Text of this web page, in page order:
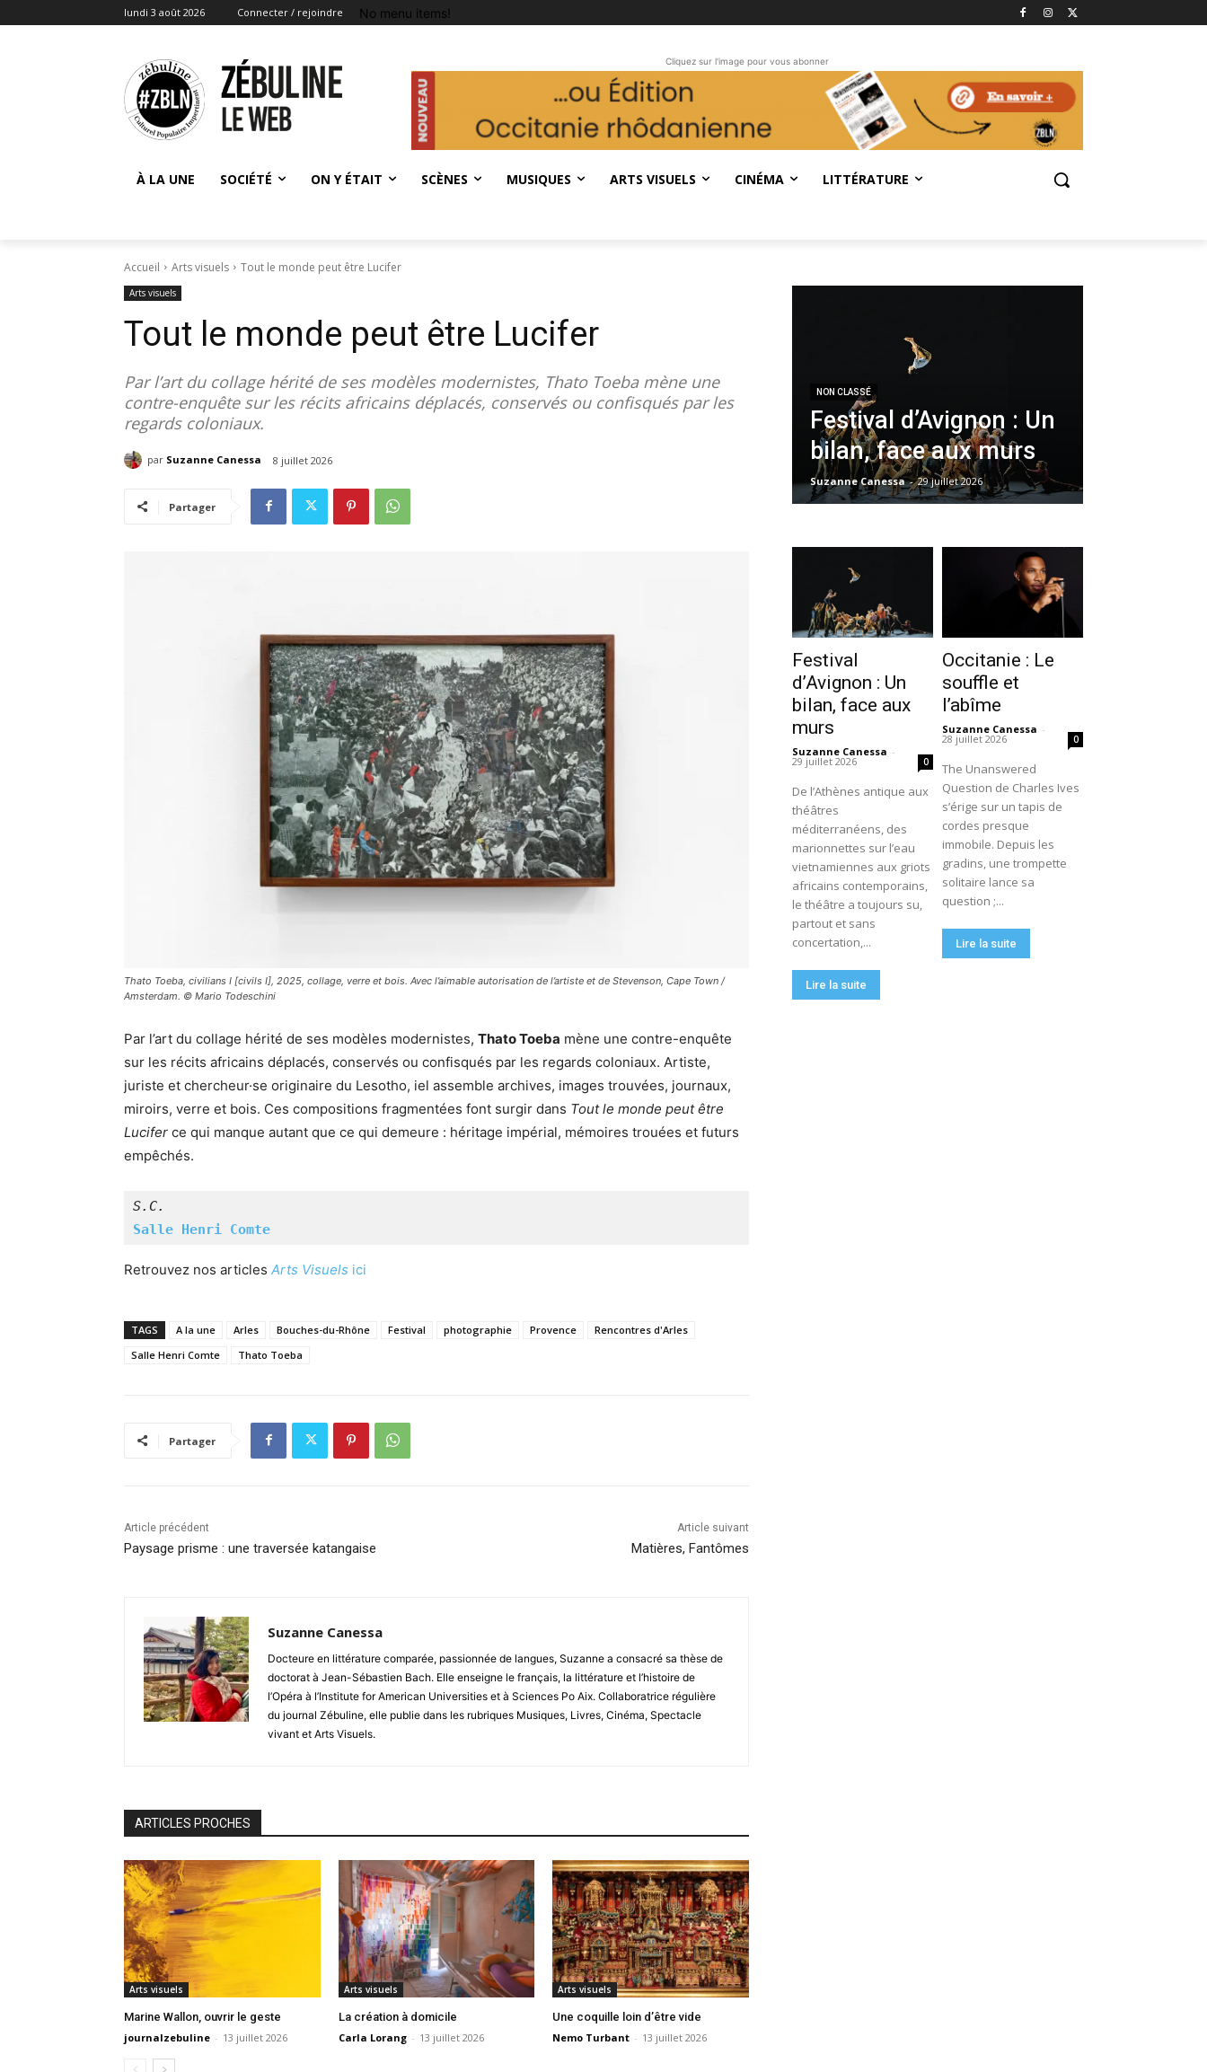
lundi 3 août 2026 Connecter / rejoindre No menu items!
Cliquez sur l'image pour vous abonner
À LA UNE SOCIÉTÉ ON Y ÉTAIT SCÈNES MUSIQUES ARTS VISUELS CINÉMA LITTÉRATURE
Accueil Arts visuels Tout le monde peut être Lucifer
Arts visuels
Tout le monde peut être Lucifer
Par l’art du collage hérité de ses modèles modernistes, Thato Toeba mène une
contre-enquête sur les récits africains déplacés, conservés ou confisqués par les
regards coloniaux.
par Suzanne Canessa 8 juillet 2026
Partager
Thato Toeba, civilians I [civils I], 2025, collage, verre et bois. Avec l’aimable autorisation de l’artiste et de Stevenson, Cape Town /
Amsterdam. © Mario Todeschini
Par l’art du collage hérité de ses modèles modernistes, Thato Toeba mène une contre-enquête
sur les récits africains déplacés, conservés ou confisqués par les regards coloniaux. Artiste,
juriste et chercheur·se originaire du Lesotho, iel assemble archives, images trouvées, journaux,
miroirs, verre et bois. Ces compositions fragmentées font surgir dans Tout le monde peut être
Lucifer ce qui manque autant que ce qui demeure : héritage impérial, mémoires trouées et futurs
empêchés.
S.C.
Salle Henri Comte
Retrouvez nos articles Arts Visuels ici
TAGS A la une Arles Bouches-du-Rhône Festival photographie Provence
Rencontres d'Arles
Salle Henri Comte
Thato Toeba
Partager
Article précédent
Paysage prisme : une traversée katangaise
Article suivant
Matières, Fantômes
Suzanne Canessa
Docteure en littérature comparée, passionnée de langues, Suzanne a consacré sa thèse de
doctorat à Jean-Sébastien Bach. Elle enseigne le français, la littérature et l’histoire de
l’Opéra à l’Institute for American Universities et à Sciences Po Aix. Collaboratrice régulière
du journal Zébuline, elle publie dans les rubriques Musiques, Livres, Cinéma, Spectacle
vivant et Arts Visuels.
ARTICLES PROCHES
Arts visuels
Marine Wallon, ouvrir le geste
journalzebuline - 13 juillet 2026
Arts visuels
La création à domicile
Carla Lorang - 13 juillet 2026
Arts visuels
Une coquille loin d’être vide
Nemo Turbant - 13 juillet 2026
NON CLASSÉ
Festival d’Avignon : Un
bilan, face aux murs
Suzanne Canessa - 29 juillet 2026
Festival
d’Avignon : Un
bilan, face aux
murs
Suzanne Canessa -
29 juillet 2026 0
De l’Athènes antique aux
théâtres
méditerranéens, des
marionnettes sur l’eau
vietnamiennes aux griots
africains contemporains,
le théâtre a toujours su,
partout et sans
concertation,...
Lire la suite
Occitanie : Le
souffle et
l’abîme
Suzanne Canessa -
28 juillet 2026 0
The Unanswered
Question de Charles Ives
s’érige sur un tapis de
cordes presque
immobile. Depuis les
gradins, une trompette
solitaire lance sa
question ;...
Lire la suite